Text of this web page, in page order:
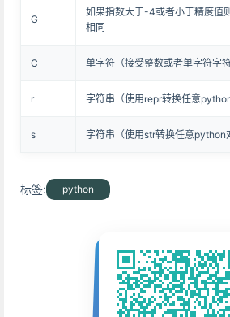
G
如果指数大于-4或者小于精度值
相同
C 单字符（接受整数或者单字符字符
r 字符串（使用repr转换任意
s 字符串（使用str转换任意python
标签: python